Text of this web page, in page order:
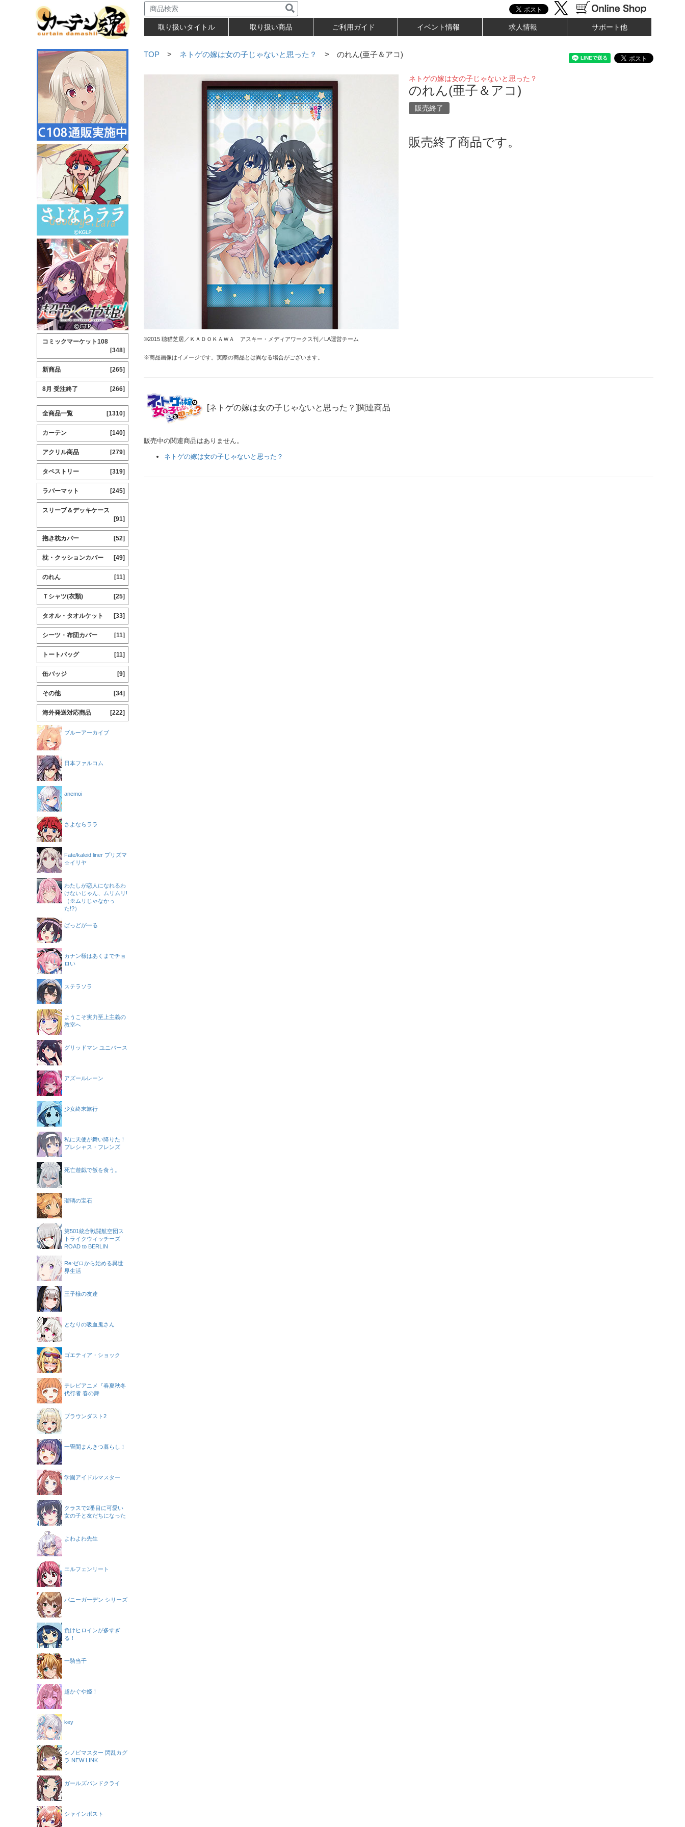
取り扱いタイトル 取り扱い商品 ご利用ガイド イベント情報 求人情報 サポート他
TOP > ネトゲの嫁は女の子じゃないと思った？ > のれん(亜子＆アコ)
©2015 聴猫芝居／ＫＡＤＯＫＡＷＡ アスキー・メディアワークス刊／LA運営チーム
※商品画像はイメージです。実際の商品とは異なる場合がございます。
ネトゲの嫁は女の子じゃないと思った？
のれん(亜子＆アコ)
販売終了
販売終了商品です。
[ネトゲの嫁は女の子じゃないと思った？]関連商品
販売中の関連商品はありません。
ネトゲの嫁は女の子じゃないと思った？
コミックマーケット108
[348]
新商品 [265]
8月 受注終了 [266]
全商品一覧 [1310]
カーテン [140]
アクリル商品 [279]
タペストリー [319]
ラバーマット [245]
スリーブ＆デッキケース
[91]
抱き枕カバー [52]
枕・クッションカバー [49]
のれん [11]
Ｔシャツ(衣類) [25]
タオル・タオルケット [33]
シーツ・布団カバー [11]
トートバッグ [11]
缶バッジ [9]
その他 [34]
海外発送対応商品 [222]
ブルーアーカイブ
日本ファルコム
anemoi
さよならララ
Fate/kaleid liner プリズマ
☆イリヤ
わたしが恋人になれるわ
けないじゃん、ムリムリ!
（※ムリじゃなかっ
た!?）
ばっどがーる
カナン様はあくまでチョ
ロい
ステラソラ
ようこそ実力至上主義の
教室へ
グリッドマン ユニバース
アズールレーン
少女終末旅行
私に天使が舞い降りた！
プレシャス・フレンズ
死亡遊戯で飯を食う。
瑠璃の宝石
第501統合戦闘航空団ス
トライクウィッチーズ
ROAD to BERLIN
Re:ゼロから始める異世
界生活
王子様の友達
となりの吸血鬼さん
ゴエティア・ショック
テレビアニメ『春夏秋冬
代行者 春の舞
ブラウンダスト2
一畳間まんきつ暮らし！
学園アイドルマスター
クラスで2番目に可愛い
女の子と友だちになった
よわよわ先生
エルフェンリート
バニーガーデン シリーズ
負けヒロインが多すぎ
る！
一騎当千
超かぐや姫！
key
シノビマスター 閃乱カグ
ラ NEW LINK
ガールズバンドクライ
シャインポスト